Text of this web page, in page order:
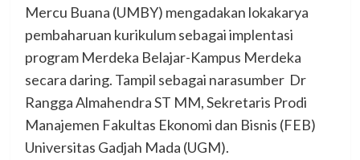
Mercu Buana (UMBY) mengadakan lokakarya
pembaharuan kurikulum sebagai implentasi
program Merdeka Belajar-Kampus Merdeka
secara daring. Tampil sebagai narasumber Dr
Rangga Almahendra ST MM, Sekretaris Prodi
Manajemen Fakultas Ekonomi dan Bisnis (FEB)
Universitas Gadjah Mada (UGM).